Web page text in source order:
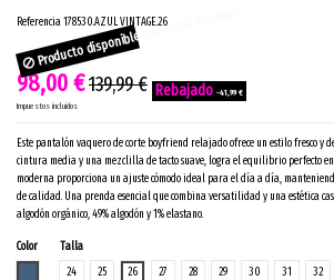
Referencia178530.AZUL VINTAGE.26
Producto disponible con otras opciones
98,00 €139,99 €
-41,99 €
Impuestos incluidos
Este pantalón vaquero de corte boyfriend relajado ofrece un estilo fresco y
cintura media y una mezclilla de tacto suave, logra el equilibrio perfecto
moderna proporciona un ajuste cómodo ideal para el día a día,
de calidad. Una prenda esencial que combina versatilidad y una estética
algodón orgánico, 49% algodón y 1% elastano.
Color
AZUL VINTAGE
Talla
24
25 26 27 28 29 30 31 32